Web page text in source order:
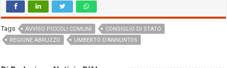
Tags AVVISO PICCOLI COMUNI
CONSIGLIO DI STATO
REGIONE ABRUZZO
UMBERTO D'ANNUNTIIS